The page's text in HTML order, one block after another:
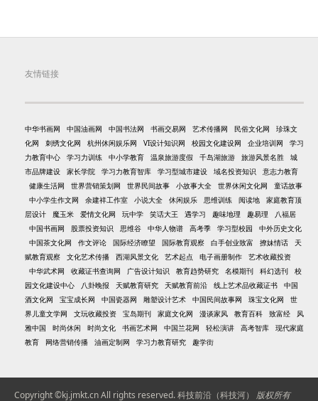
友情链接
中华书画网 中国油画网 中国书法网 书画交易网 艺术传播网 民俗文化网
珍珠文
化网
刺绣文化网 杭州休闲娱乐网 VI设计知识网 校园文化建设网 企业培训网
学习
力教育中心
学习力训练 中小学教育 温泉旅游度假 千岛湖旅游 旅游风景名胜
城
市品牌建设
家长学院 学习力教育智库 学习型城市建设 域名投资知识
意志力教育
健康生活网
世界营销策划网 世界民间故事 小故事大全 世界休闲文化网
童话故事
中小学生作文网
余建祥工作室 小说大全 休闲娱乐 思维训练 阅读地
家庭教育顶
层设计
魔玉米 爱情文化网 玩中学 笑话大王 遇学习 趣味地理 趣易理
八福居
中国书画网
股票投资知识 思维谷 中华人物谱 高考季 学习型校园
中外历史文化
中国茶文化网
作文评论 国际经济瞭望 国际教育观察 白手创业致富 撩妹情话
天
赋教育观察
文化艺术传播 西湖风景文化 艺术起点 电子画册制作
艺术收藏投资
中华武术网
收藏证书查询网 广告设计知识 教育趋势研究 名模期刊 科幻选刊
校
园文化建设中心
八卦晚报 天赋教育研究 天赋教育前沿 线上艺术品收藏证书
中国
酒文化网
宝宝成长网 中国瓷器网 雕塑设计艺术 中国民间故事网 珠宝文化网
世
界儿童文学网
文玩收藏投资 宝岛期刊 家庭文化网 漫谈家风 教育百科 致富经
风
雅中国
时尚休闲 时尚文化 书画艺术网 中国兰花网 轻松演讲 高考智库
现代家庭
教育
网络营销传播 油画定制网 学习力教育研究 趣学街
Copyright ©kj.jmkt.cn All rights reserved.科技前沿（科技河） 版权所有